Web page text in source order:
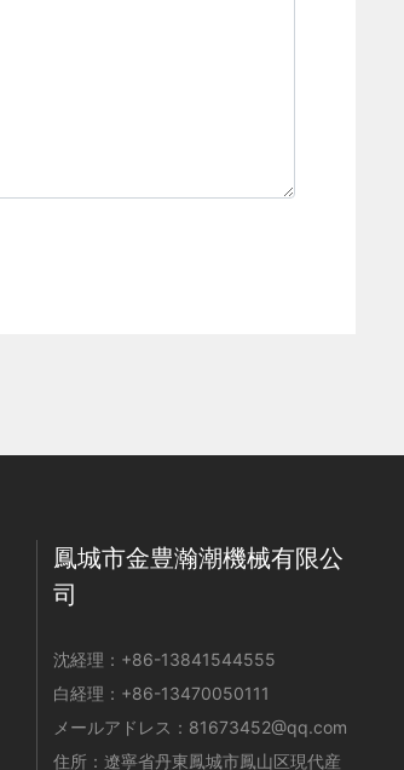
鳳城市金豊瀚潮機械有限公
司
沈経理： +86-13841544555
白経理： +86-13470050111
メールアドレス： 81673452@qq.com
住所：遼寧省丹東鳳城市鳳山区現代産